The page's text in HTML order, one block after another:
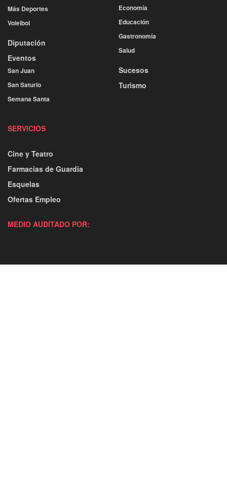
Más Deportes
Voleibol
Diputación
Eventos
San Juan
San Saturio
Semana Santa
Economía
Educación
Gastronomía
Salud
Sucesos
Turismo
SERVICIOS
Cine y Teatro
Farmacias de Guardia
Esquelas
Ofertas Empleo
MEDIO AUDITADO POR: